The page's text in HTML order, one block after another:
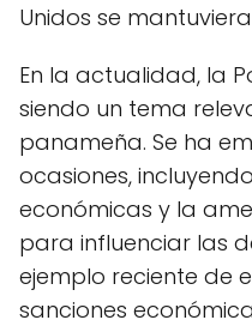
Unidos se
En la actualidad, la
siendo un tema
panameña. Se ha
ocasiones,
económicas y la
para influenciar las
ejemplo reciente de
sanciones